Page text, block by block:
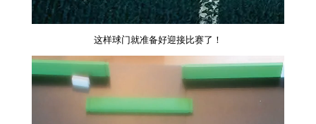
这样球门就准备好迎接比赛了！